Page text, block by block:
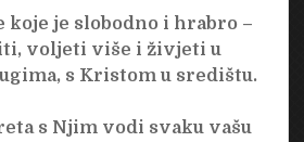
koje je slobodno i hrabro –
voljeti više i živjeti u
s Kristom u središtu.
s Njim vodi svaku vašu